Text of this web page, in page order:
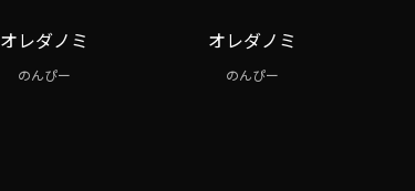
オレダノミ
のんぴー
オレダノミ
のんぴー